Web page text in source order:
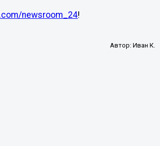
newsroom_24!
Автор: Иван К.